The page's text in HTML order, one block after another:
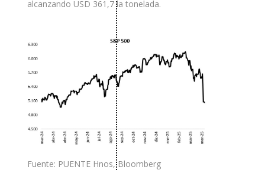
alcanzando USD 361,7 la tonelada.
Fuente: PUENTE Hnos, Bloomberg